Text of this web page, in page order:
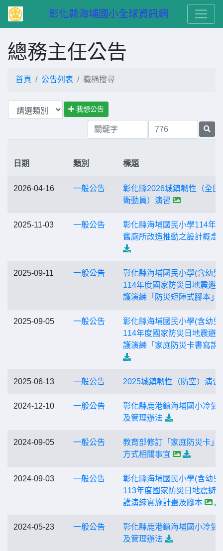
彰化縣海埔國小全球資訊網
總務主任公告
首頁 公告列表 職稱搜尋
我想公告
日期 類別 標題
2026-04-16 一般公告
彰化縣2026城鎮韌性（全民
衛動員）演習
2025-11-03 一般公告
彰化縣海埔國民小學114年
舊廁所改造推動之設計概念
2025-09-11 一般公告
彰化縣海埔國民小學(含幼兒
114年度國家防災日地震避
護演練「防災矩陣式腳本」
2025-09-05 一般公告
彰化縣海埔國民小學(含幼兒
114年度國家防災日地震避
護演練「家庭防災卡書寫說
2025-06-13 一般公告 2025城鎮韌性（防空）演習
2024-12-10 一般公告
彰化縣鹿港鎮海埔國小冷氣
及管理辦法
2024-09-05 一般公告
教育部修訂「家庭防災卡」
方式相關事宜
2024-09-03 一般公告
彰化縣海埔國民小學(含幼兒
113年度國家防災日地震避
護演練實施計畫及腳本
2024-05-23 一般公告
彰化縣鹿港鎮海埔國小冷氣
及管理辦法